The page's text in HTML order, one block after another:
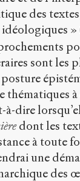
des
»
sont les
thématiques
à-dire
dont les
à toute
une
des